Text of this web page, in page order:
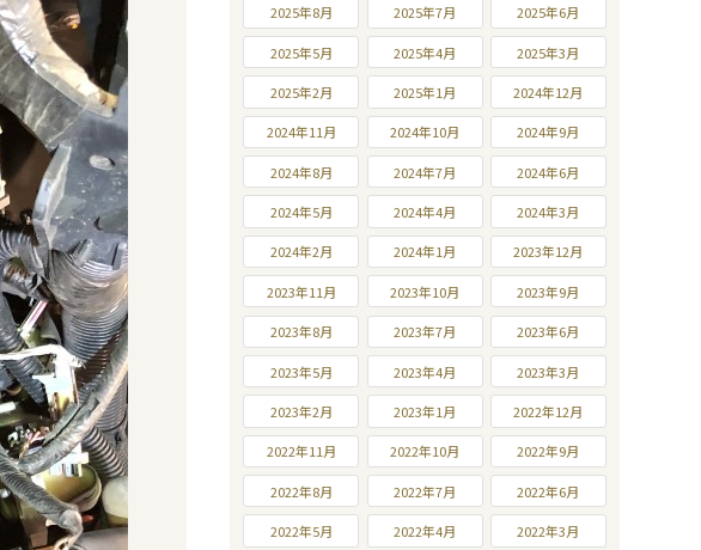
2025年8月 2025年7月 2025年6月
2025年5月 2025年4月 2025年3月
2025年2月 2025年1月 2024年12月
2024年11月 2024年10月 2024年9月
2024年8月 2024年7月 2024年6月
2024年5月 2024年4月 2024年3月
2024年2月 2024年1月 2023年12月
2023年11月 2023年10月 2023年9月
2023年8月 2023年7月 2023年6月
2023年5月 2023年4月 2023年3月
2023年2月 2023年1月 2022年12月
2022年11月 2022年10月 2022年9月
2022年8月 2022年7月 2022年6月
2022年5月 2022年4月 2022年3月